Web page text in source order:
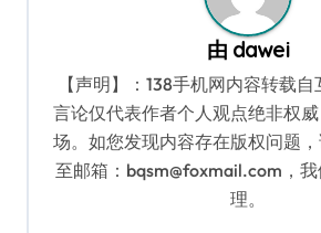
由 dawei
【声明】：138手机网内容转载
言论仅代表作者个人观点绝非权
场。如您发现内容存在版权问题
至邮箱：bqsm@foxmail.com，
理。